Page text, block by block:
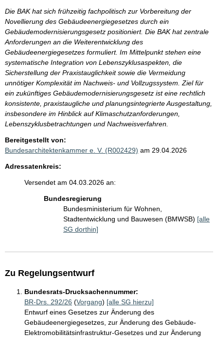
Die BAK hat sich frühzeitig fachpolitisch zur Vorbereitung der
Novellierung des Gebäudeenergiegesetzes durch ein
Gebäudemodernisierungsgesetz positioniert. Die BAK hat zentrale
Anforderungen an die Weiterentwicklung des
Gebäudeenergiegesetzes formuliert. Im Mittelpunkt stehen eine
systematische Integration von Lebenszyklusaspekten, die
Sicherstellung der Praxistauglichkeit sowie die Vermeidung
unnötiger Komplexität im Nachweis- und Vollzugssystem. Ziel für
ein zukünftiges Gebäudemodernisierungsgesetz ist eine rechtlich
konsistente, praxistaugliche und planungsintegrierte Ausgestaltung,
insbesondere im Hinblick auf Klimaschutzanforderungen,
Lebenszyklusbetrachtungen und Nachweisverfahren.
Bereitgestellt von:
Bundesarchitektenkammer e. V. (R002429) am 29.04.2026
Adressatenkreis:
Versendet am 04.03.2026 an:
Bundesregierung
Bundesministerium für Wohnen,
Stadtentwicklung und Bauwesen (BMWSB) [alle
SG dorthin]
Zu Regelungsentwurf
Bundesrats-Drucksachennummer:
BR-Drs. 292/26 (Vorgang) [alle SG hierzu]
Entwurf eines Gesetzes zur Änderung des
Gebäudeenergiegesetzes, zur Änderung des Gebäude-
Elektromobilitätsinfrastruktur-Gesetzes und zur Änderung